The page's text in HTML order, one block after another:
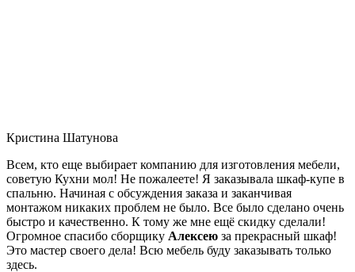
Кристина Шатунова
Всем, кто еще выбирает компанию для изготовления мебели,
советую Кухни мол! Не пожалеете! Я заказывала шкаф-купе в
спальню. Начиная с обсуждения заказа и заканчивая
монтажом никаких проблем не было. Все было сделано очень
быстро и качественно. К тому же мне ещё скидку сделали!
Огромное спасибо сборщику Алексею за прекрасный шкаф!
Это мастер своего дела! Всю мебель буду заказывать только
здесь.